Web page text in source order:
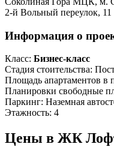
2-й Вольный переулок, 11
Информация о
Класс: Бизнес-класс
Стадия стоительства:
Площадь апартаментов в
Планировки свободные
Паркинг: Наземная
Этажность: 4
Цены в ЖК